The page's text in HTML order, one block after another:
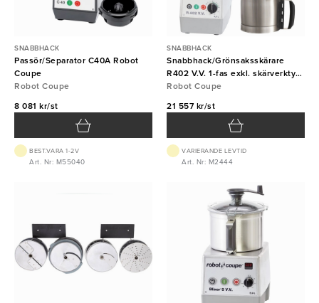
SNABBHACK
Passör/Separator C40A Robot
Coupe
Robot Coupe
8 081 kr/st
BEST.VARA 1-2V
Art. Nr: M55040
SNABBHACK
Snabbhack/Grönsaksskärare
R402 V.V. 1-fas exkl. skärverktyg
Robot Coupe
Robot Coupe
21 557 kr/st
VARIERANDE LEVTID
Art. Nr: M2444